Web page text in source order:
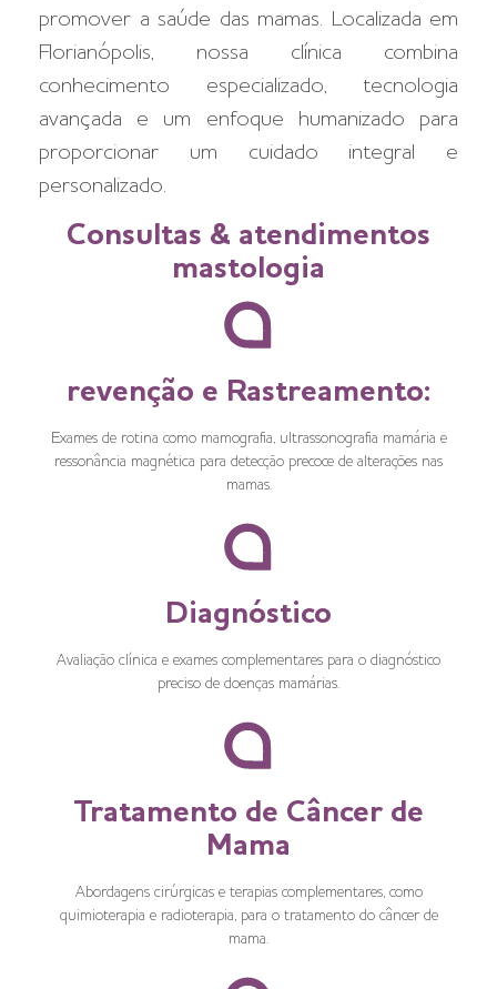
promover a saúde das mamas. Localizada em
Florianópolis, nossa clínica combina
conhecimento especializado, tecnologia
avançada e um enfoque humanizado para
proporcionar um cuidado integral e
personalizado.
Consultas & atendimentos
mastologia
revenção e Rastreamento:
Exames de rotina como mamografia, ultrassonografia mamária e
ressonância magnética para detecção precoce de alterações nas
mamas.
Diagnóstico
Avaliação clínica e exames complementares para o diagnóstico
preciso de doenças mamárias.
Tratamento de Câncer de
Mama
Abordagens cirúrgicas e terapias complementares, como
quimioterapia e radioterapia, para o tratamento do câncer de
mama.